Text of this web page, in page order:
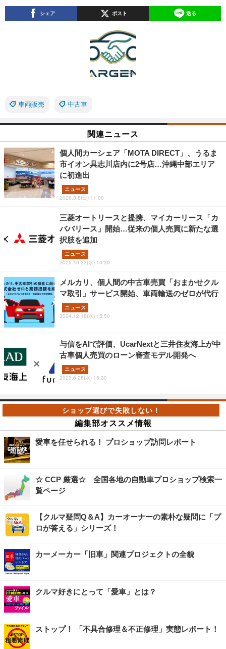
シェア ポスト 送る
車両販売 中古車
関連ニュース
個人間カーシェア「MOTA DIRECT」、うるま
市イオン具志川店内に2号店…沖縄中部エリア
に初進出
ニュース
2026.3.8(日) 11:00
三菱オートリースと提携、マイカーリース「カ
ババリース」開始…従来の個人売買に新たな選
択肢を追加
ニュース
2025.10.22(水) 10:30
メルカリ、個人間の中古車売買「おまかせクル
マ取引」サービス開始、車両輸送のゼロが代行
ニュース
2024.12.18(水) 15:50
与信をAIで評価、UcarNextと三井住友海上が中
古車個人売買のローン審査モデル開発へ
ニュース
2023.6.28(水) 15:30
編集部オススメ情報
愛車を任せられる！ プロショップ訪問レポート
☆ CCP 厳選☆ 全国各地の自動車プロショップ検索一
覧ページ
【クルマ疑問Q＆A】カーオーナーの素朴な疑問に「プ
ロが答える」シリーズ！
カーメーカー「旧車」関連プロジェクトの全貌
クルマ好きにとって「愛車」とは？
ストップ！ 「不具合修理＆不正修理」実態レポート！